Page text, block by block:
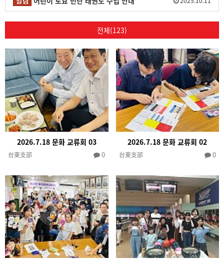
전체(123)
2026.7.18 문화 교류회 03
台東支部 0
2026.7.18 문화 교류회 02
台東支部 0